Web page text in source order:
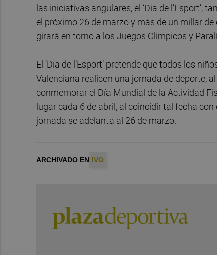
las iniciativas angulares, el ‘Dia de
el próximo 26 de marzo y más de un millar
girará en torno a los Juegos Olímpicos y
El ‘Dia de l’Esport’ pretende que todos los
Valenciana realicen una jornada de deporte,
conmemorar el Día Mundial de la Actividad
lugar cada 6 de abril, al coincidir tal fecha
jornada se adelanta al 26 de marzo.
ARCHIVADO EN IVO